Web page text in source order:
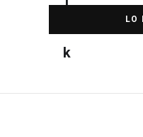
DESTACADA
despedirse